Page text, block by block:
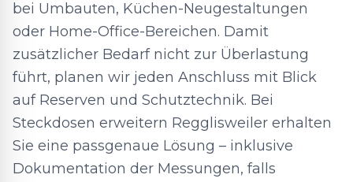
bei Umbauten, Küchen-Neugestaltungen
oder Home-Office-Bereichen. Damit
zusätzlicher Bedarf nicht zur Überlastung
führt, planen wir jeden Anschluss mit Blick
auf Reserven und Schutztechnik. Bei
Steckdosen erweitern Regglisweiler erhalten
Sie eine passgenaue Lösung – inklusive
Dokumentation der Messungen, falls